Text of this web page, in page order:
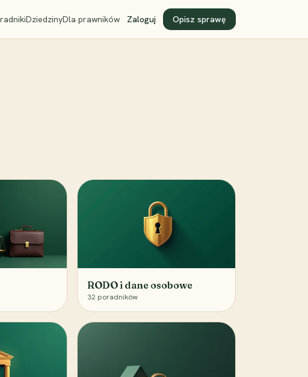
DziedzinyDla prawników Zaloguj Opisz sprawę
RODO i dane osobowe
32 poradników